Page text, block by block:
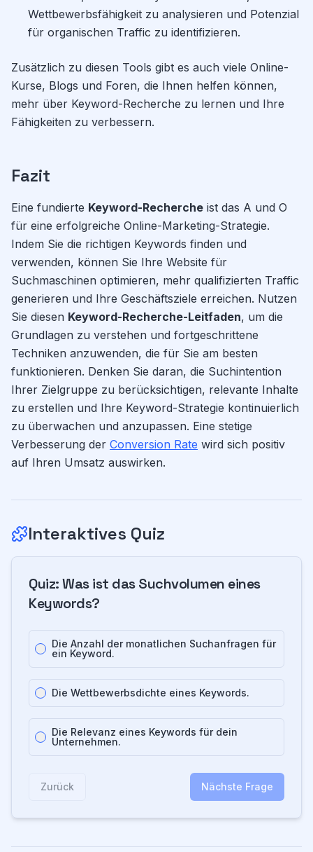
Wettbewerbsfähigkeit zu analysieren und Potenzial
für organischen Traffic zu identifizieren.
Zusätzlich zu diesen Tools gibt es auch viele Online-
Kurse, Blogs und Foren, die Ihnen helfen können,
mehr über Keyword-Recherche zu lernen und Ihre
Fähigkeiten zu verbessern.
Fazit
Eine fundierte Keyword-Recherche ist das A und O
für eine erfolgreiche Online-Marketing-Strategie.
Indem Sie die richtigen Keywords finden und
verwenden, können Sie Ihre Website für
Suchmaschinen optimieren, mehr qualifizierten Traffic
generieren und Ihre Geschäftsziele erreichen. Nutzen
Sie diesen Keyword-Recherche-Leitfaden, um die
Grundlagen zu verstehen und fortgeschrittene
Techniken anzuwenden, die für Sie am besten
funktionieren. Denken Sie daran, die Suchintention
Ihrer Zielgruppe zu berücksichtigen, relevante Inhalte
zu erstellen und Ihre Keyword-Strategie kontinuierlich
zu überwachen und anzupassen. Eine stetige
Verbesserung der Conversion Rate wird sich positiv
auf Ihren Umsatz auswirken.
Interaktives Quiz
Quiz:Was ist das Suchvolumen eines
Keywords?
Die Anzahl der monatlichen Suchanfragen für
ein Keyword.
Die Wettbewerbsdichte eines Keywords.
Die Relevanz eines Keywords für dein
Unternehmen.
Zurück Nächste Frage